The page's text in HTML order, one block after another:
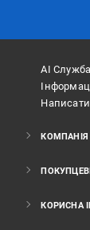
АІ
КОМПАНІЯ
ПОКУПЦЕВІ
КОРИСНА